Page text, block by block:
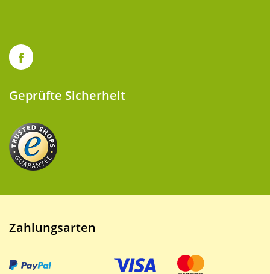
Geprüfte Sicherheit
Zahlungsarten